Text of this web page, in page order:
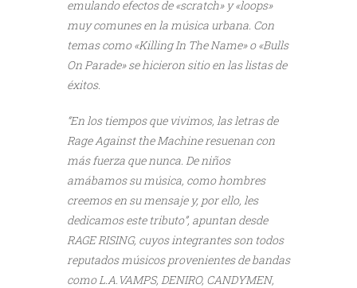
emulando efectos de «scratch» y «loops»
muy comunes en la música urbana. Con
temas como «Killing In The Name» o «Bulls
On Parade» se hicieron sitio en las listas de
éxitos.
“En los tiempos que vivimos, las letras de
Rage Against the Machine resuenan con
más fuerza que nunca. De niños
amábamos su música, como hombres
creemos en su mensaje y, por ello, les
dedicamos este tributo”, apuntan desde
RAGE RISING, cuyos integrantes son todos
reputados músicos provenientes de bandas
como L.A.VAMPS, DENIRO, CANDYMEN,